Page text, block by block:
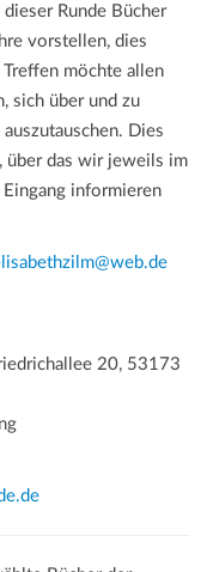
Runde Bücher
vorstellen, dies
möchte allen
sich über und zu
Dies
über das wir jeweils im
informieren
20, 53173